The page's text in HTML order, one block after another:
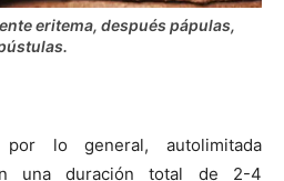
eritema, después pápulas,
lo general, autolimitada
una duración total de 2-4